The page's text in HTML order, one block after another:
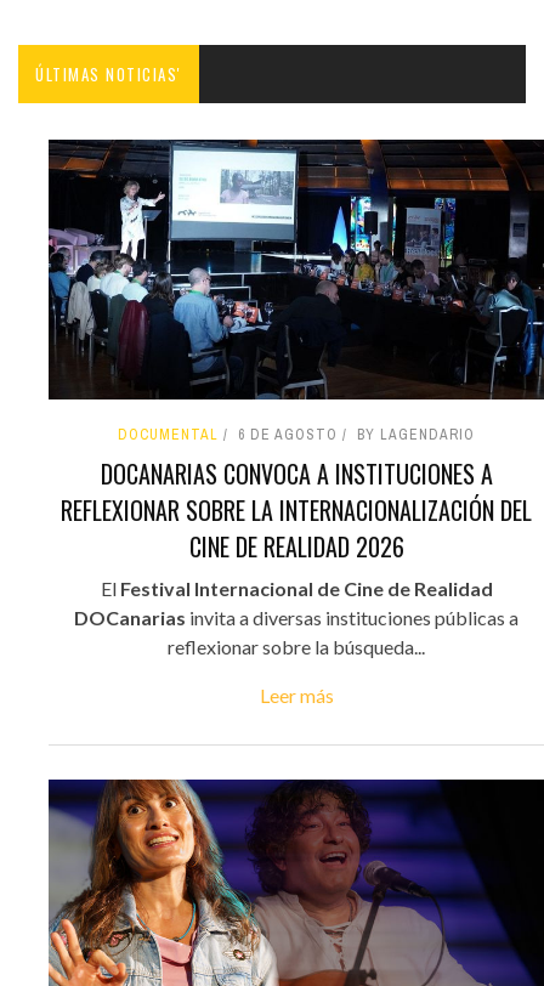
ÚLTIMAS NOTICIAS'
DOCUMENTAL 6 DE AGOSTO BY LAGENDARIO
DOCANARIAS CONVOCA A INSTITUCIONES A
REFLEXIONAR SOBRE LA INTERNACIONALIZACIÓN DEL
CINE DE REALIDAD 2026
El Festival Internacional de Cine de Realidad
DOCanarias invita a diversas instituciones públicas a
reflexionar sobre la búsqueda...
Leer más